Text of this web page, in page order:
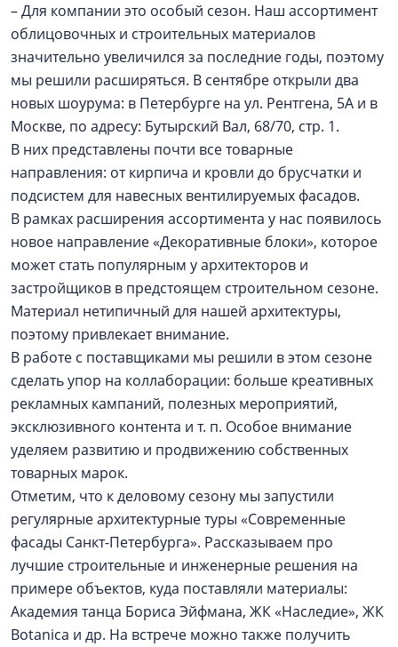
– Для компании это особый сезон. Наш ассортимент
облицовочных и строительных материалов
значительно увеличился за последние годы, поэтому
мы решили расширяться. В сентябре открыли два
новых шоурума: в Петербурге на ул. Рентгена, 5А и в
Москве, по адресу: Бутырский Вал, 68/70, стр. 1.
В них представлены почти все товарные
направления: от кирпича и кровли до брусчатки и
подсистем для навесных вентилируемых фасадов.
В рамках расширения ассортимента у нас появилось
новое направление «Декоративные блоки», которое
может стать популярным у архитекторов и
застройщиков в предстоящем строительном сезоне.
Материал нетипичный для нашей архитектуры,
поэтому привлекает внимание.
В работе с поставщиками мы решили в этом сезоне
сделать упор на коллаборации: больше креативных
рекламных кампаний, полезных мероприятий,
эксклюзивного контента и т. п. Особое внимание
уделяем развитию и продвижению собственных
товарных марок.
Отметим, что к деловому сезону мы запустили
регулярные архитектурные туры «Современные
фасады Санкт-Петербурга». Рассказываем про
лучшие строительные и инженерные решения на
примере объектов, куда поставляли материалы:
Академия танца Бориса Эйфмана, ЖК «Наследие», ЖК
Botanica и др. На встрече можно также получить